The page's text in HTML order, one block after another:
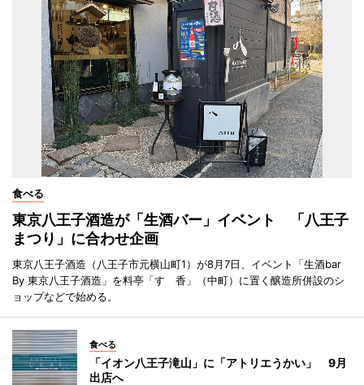
食べる
東京八王子酒造が「生酒バー」イベント 「八王子
まつり」に合わせ企画
東京八王子酒造（八王子市元横山町1）が8月7日、イベント「生酒bar
By 東京八王子酒造」を料亭「すゞ香」（中町）に置く醸造所併設のシ
ョップなどで始める。
食べる
「イオン八王子滝山」に「アトリエうかい」 9月
出店へ